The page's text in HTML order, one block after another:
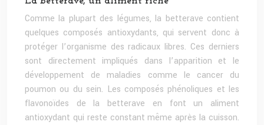
Comme la plupart des légumes, la betterave contient
quelques composés antioxydants, qui servent donc à
protéger l’organisme des radicaux libres. Ces derniers
sont directement impliqués dans l’apparition et le
développement de maladies comme le cancer du
poumon ou du sein. Les composés phénoliques et les
flavonoïdes de la betterave en font un aliment
antioxydant qui reste constant même après la cuisson.